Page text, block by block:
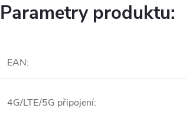
Parametry produktu:
EAN:
4G/LTE/5G připojení: